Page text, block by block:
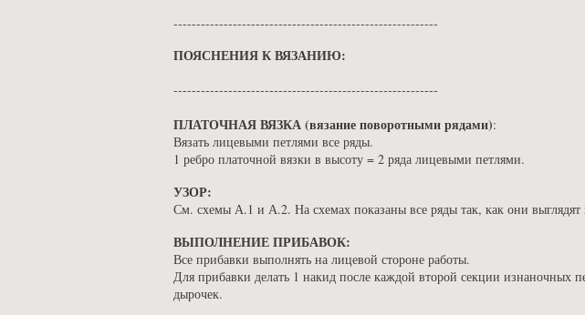
----------------------------------------------------------
ПОЯСНЕНИЯ К ВЯЗАНИЮ:
----------------------------------------------------------
ПЛАТОЧНАЯ ВЯЗКА (вязание поворотными рядами):
Вязать лицевыми петлями все ряды.
1 ребро платочной вязки в высоту = 2 ряда лицевыми петлями.
УЗОР:
См. схемы А.1 и А.2. На схемах показаны все ряды так, как они выглядят
ВЫПОЛНЕНИЕ ПРИБАВОК:
Все прибавки выполнять на лицевой стороне работы.
Для прибавки делать 1 накид после каждой второй секции
дырочек.